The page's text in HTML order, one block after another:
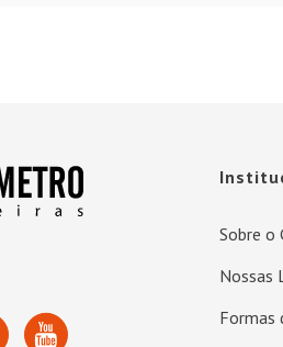
Sobre o
Nossas
Formas